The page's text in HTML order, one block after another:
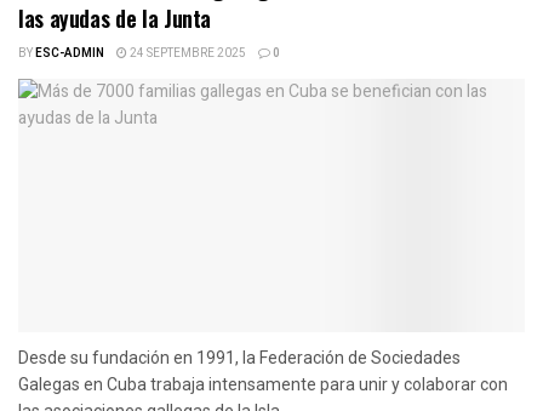
las ayudas de la Junta
BYESC-ADMIN 24 SEPTEMBRE 2025 0
Desde su fundación en 1991, la Federación de Sociedades
Galegas en Cuba trabaja intensamente para unir y colaborar con